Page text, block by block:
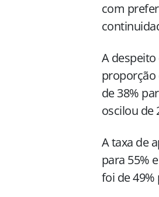
com
A
proporção
de 38%
oscilou de
A taxa de
para 55%
foi de 49%